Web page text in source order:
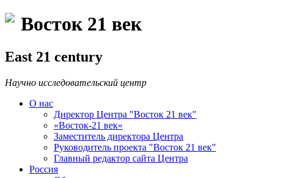
Восток 21 век
East 21 century
Научно исследовательский центр
О нас
Директор Центра "Восток 21 век"
«Восток-21 век»
Заместитель директора Центра
Руководитель проекта "Восток 21 век"
Главный редактор сайта Центра
Россия